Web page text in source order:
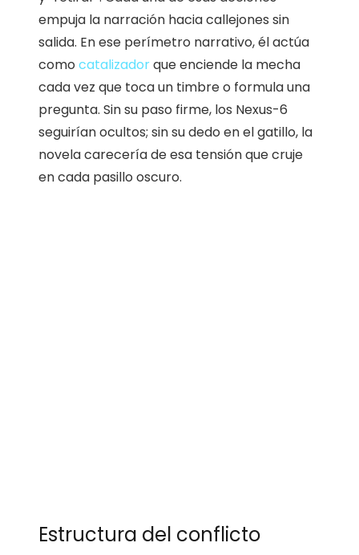
empuja la narración hacia callejones sin
salida. En ese perímetro narrativo, él actúa
como catalizadorque enciende la mecha
cada vez que toca un timbre o formula una
pregunta. Sin su paso firme, los Nexus-6
seguirían ocultos; sin su dedo en el gatillo, la
novela carecería de esa tensión que cruje
en cada pasillo oscuro.
Estructura del conflicto